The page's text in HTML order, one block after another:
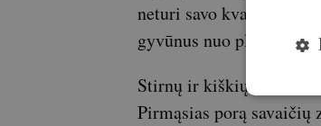
neturi savo kvapo. Tai
gyvūnus nuo plėšrūnų
Stirnų ir kiškių patelės
Pirmąsias porą